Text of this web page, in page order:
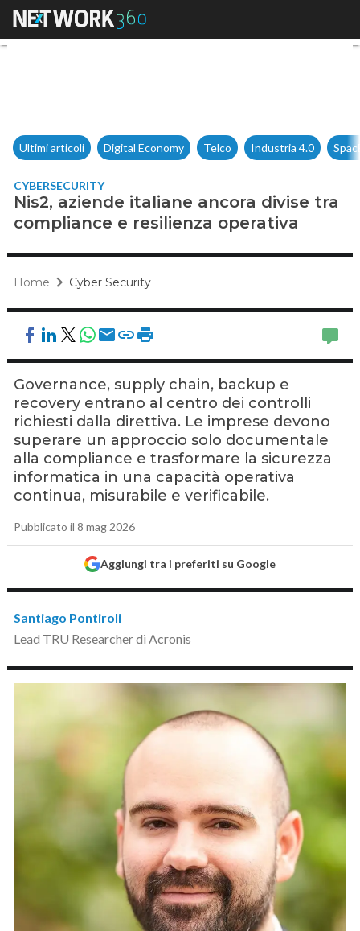
Nis2, aziende italiane
Ultimi articoli Digital Economy Telco Industria 4.0
CYBERSECURITY
Nis2, aziende italiane ancora divise tra
compliance e resilienza operativa
Home Cyber Security
Governance, supply chain, backup e
recovery entrano al centro dei controlli
richiesti dalla direttiva. Le imprese devono
superare un approccio solo documentale
alla compliance e trasformare la sicurezza
informatica in una capacità operativa
continua, misurabile e verificabile.
Pubblicato il 8 mag 2026
Aggiungi tra i preferiti su Google
Santiago Pontiroli
Lead TRU Researcher di Acronis